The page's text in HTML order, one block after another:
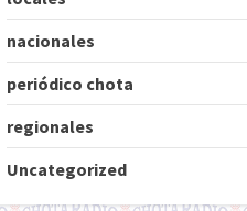
nacionales
periódico chota
regionales
Uncategorized